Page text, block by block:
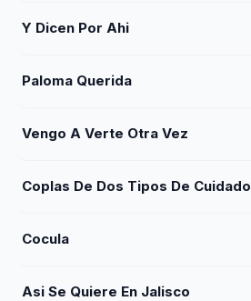
Y Dicen Por Ahi
Paloma Querida
Vengo A Verte Otra Vez
Coplas De Dos Tipos De Cuidado
Cocula
Asi Se Quiere En Jalisco